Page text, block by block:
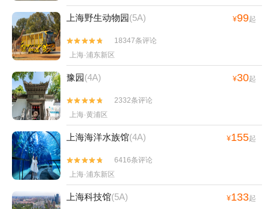
上海野生动物园(5A) ¥99起


18347条评论
上海·浦东新区
豫园(4A) ¥30起


2332条评论
上海·黄浦区
上海海洋水族馆(4A) ¥155起


6416条评论
上海·浦东新区
上海科技馆(5A) ¥133起